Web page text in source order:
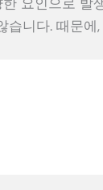
습니다. 때문